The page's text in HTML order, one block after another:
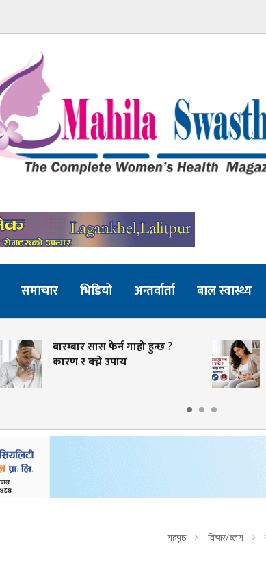
समाचार भिडियो अन्तर्वार्ता बाल स्वास्थ्य
बारम्बार सास फेर्न गाह्रो हुन्छ ?
कारण र बच्ने उपाय
गृहपृष्ठ विचार/ब्लग